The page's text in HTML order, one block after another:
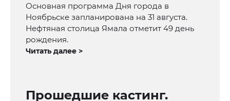
Основная программа Дня города в
Ноябрьске запланирована на 31 августа.
Нефтяная столица Ямала отметит 49 день
рождения.
Читать далее >
Прошедшие кастинг.